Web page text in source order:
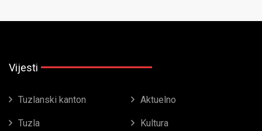
Vijesti
Tuzlanski kanton Aktuelno
Tuzla Kultura